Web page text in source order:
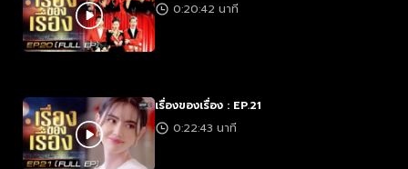
0:20:42 นาที
เรื่องของเรื่อง : EP.21
0:22:43 นาที